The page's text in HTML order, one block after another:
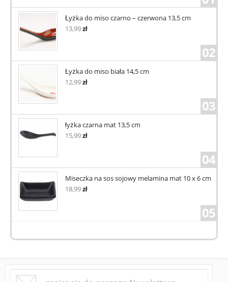
Łyżka do miso czarno – czerwona 13,5 cm
13,99zł
02
Łyżka do miso biała 14,5 cm
12,99zł
03
łyżka czarna mat 13,5 cm
15,99zł
04
Miseczka na sos sojowy melamina mat 10 x 6 cm
18,99zł
05